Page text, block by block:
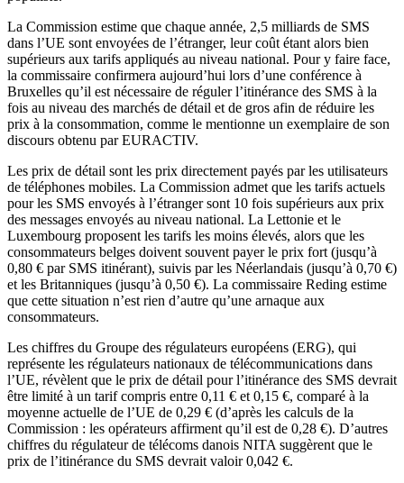
La Commission estime que chaque année, 2,5 milliards de SMS
dans l’UE sont envoyées de l’étranger, leur coût étant alors bien
supérieurs aux tarifs appliqués au niveau national. Pour y faire face,
la commissaire confirmera aujourd’hui lors d’une conférence à
Bruxelles qu’il est nécessaire de réguler l’itinérance des SMS à la
fois au niveau des marchés de détail et de gros afin de réduire les
prix à la consommation, comme le mentionne un exemplaire de son
discours obtenu par EURACTIV.
Les prix de détail sont les prix directement payés par les utilisateurs
de téléphones mobiles. La Commission admet que les tarifs actuels
pour les SMS envoyés à l’étranger sont 10 fois supérieurs aux prix
des messages envoyés au niveau national. La Lettonie et le
Luxembourg proposent les tarifs les moins élevés, alors que les
consommateurs belges doivent souvent payer le prix fort (jusqu’à
0,80 € par SMS itinérant), suivis par les Néerlandais (jusqu’à 0,70 €)
et les Britanniques (jusqu’à 0,50 €). La commissaire Reding estime
que cette situation n’est rien d’autre qu’une arnaque aux
consommateurs.
Les chiffres du Groupe des régulateurs européens (ERG), qui
représente les régulateurs nationaux de télécommunications dans
l’UE, révèlent que le prix de détail pour l’itinérance des SMS devrait
être limité à un tarif compris entre 0,11 € et 0,15 €, comparé à la
moyenne actuelle de l’UE de 0,29 € (d’après les calculs de la
Commission : les opérateurs affirment qu’il est de 0,28 €). D’autres
chiffres du régulateur de télécoms danois NITA suggèrent que le
prix de l’itinérance du SMS devrait valoir 0,042 €.